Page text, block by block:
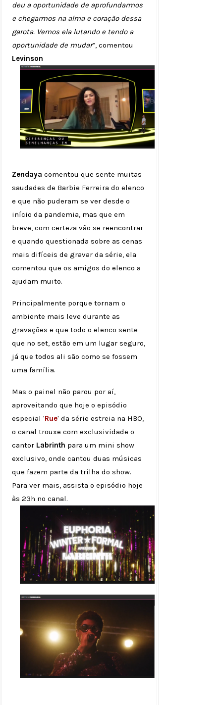
deu a oportunidade de aprofundarmos
e chegarmos na alma e coração dessa
garota. Vemos ela lutando e tendo a
oportunidade de mudar”, comentou
Levinson
Zendaya comentou que sente muitas
saudades de Barbie Ferreira do elenco
e que não puderam se ver desde o
início da pandemia, mas que em
breve, com certeza vão se reencontrar
e quando questionada sobre as cenas
mais difíceis de gravar da série, ela
comentou que os amigos do elenco a
ajudam muito.
Principalmente porque tornam o
ambiente mais leve durante as
gravações e que todo o elenco sente
que no set, estão em um lugar seguro,
já que todos ali são como se fossem
uma família.
Mas o painel não parou por aí,
aproveitando que hoje o episódio
especial 'Rue' da série estreia na HBO,
o canal trouxe com exclusividade o
cantor Labrinth para um mini show
exclusivo, onde cantou duas músicas
que fazem parte da trilha do show.
Para ver mais, assista o episódio hoje
às 23h no canal.